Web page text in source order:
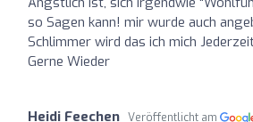
so Sagen kann! mir wurde auch
Schlimmer wird das ich mich
Gerne Wieder
Heidi Feechen Veröffentlicht am